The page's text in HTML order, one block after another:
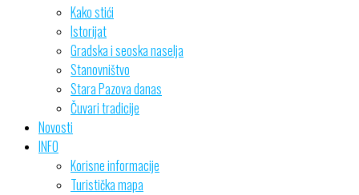
Kako stići
Istorijat
Gradska i seoska naselja
Stanovništvo
Stara Pazova danas
Čuvari tradicije
Novosti
INFO
Korisne informacije
Turistička mapa